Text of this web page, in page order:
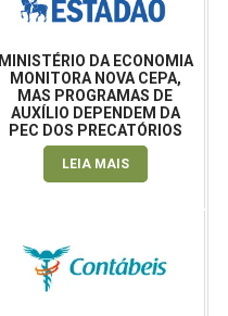
MINISTÉRIO DA ECONOMIA
MONITORA NOVA CEPA,
MAS PROGRAMAS DE
AUXÍLIO DEPENDEM DA
PEC DOS PRECATÓRIOS
LEIA MAIS